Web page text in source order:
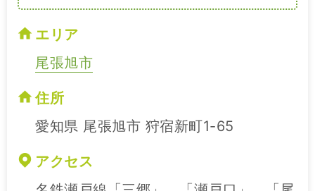
エリア
尾張旭市
住所
愛知県 尾張旭市 狩宿新町1-65
アクセス